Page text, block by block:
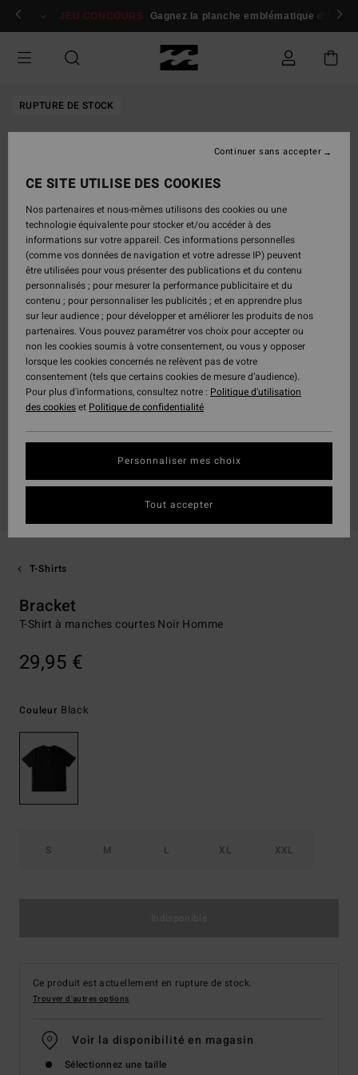
Passer
Se connecter / s'inscrire
JEU CONCOURS Gagnez la planche emblématique d'Andy
RUPTURE DE STOCK
T-Shirts
Bracket
T-Shirt à manches courtes Noir Homme
29,95 €
Couleur Black
S M L XL XXL
Ce produit est actuellement en rupture de stock.
Trouver d'autres options
Voir la disponibilité en magasin
Sélectionnez une taille
CE SITE UTILISE DES COOKIES
Nos partenaires et nous-mêmes utilisons des cookies ou une
technologie équivalente pour stocker et/ou accéder à des
informations sur votre appareil. Ces informations personnelles
(comme vos données de navigation et votre adresse IP) peuvent
être utilisées pour vous présenter des publications et du contenu
personnalisés ; pour mesurer la performance publicitaire et du
contenu ; pour personnaliser les publicités ; et en apprendre plus
sur leur audience ; pour développer et améliorer les produits de nos
partenaires. Vous pouvez paramétrer vos choix pour accepter ou
non les cookies soumis à votre consentement, ou vous y opposer
lorsque les cookies concernés ne relèvent pas de votre
consentement (tels que certains cookies de mesure d’audience).
Pour plus d'informations, consultez notre : Politique d'utilisation
des cookieset Politique de confidentialité
Personnaliser mes choix
Continuer sans accepter
Tout accepter